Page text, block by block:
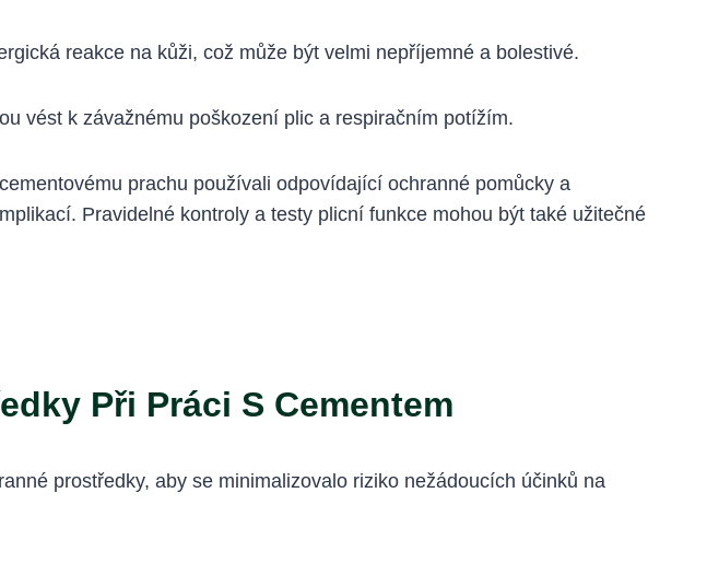
reakce na kůži, což může být velmi nepříjemné a bolestivé.
vést k závažnému poškození plic a respiračním potížím.
prachu používali odpovídající ochranné pomůcky a
Pravidelné kontroly a testy plicní funkce mohou být také užitečné
Při Práci S Cementem
prostředky, aby se minimalizovalo riziko nežádoucích účinků na